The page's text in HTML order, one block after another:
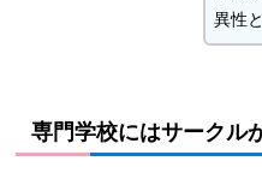
異性
専門学校にはサークル